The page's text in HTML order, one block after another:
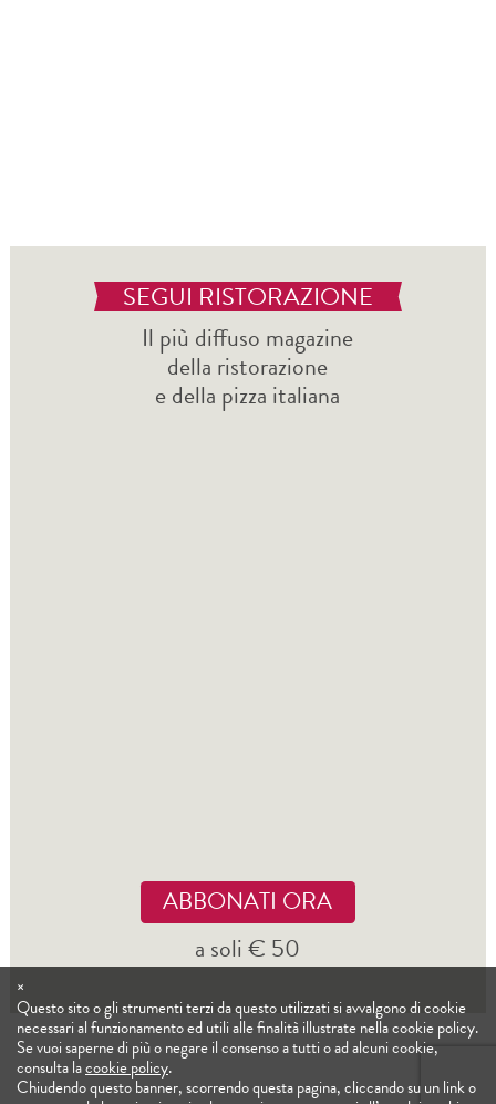
SEGUI RISTORAZIONE
Il più diffuso magazine
della ristorazione
e della pizza italiana
ABBONATI ORA
a soli € 50
×
Questo sito o gli strumenti terzi da questo utilizzati si avvalgono di cookie
necessari al funzionamento ed utili alle finalità illustrate nella cookie policy.
Se vuoi saperne di più o negare il consenso a tutti o ad alcuni cookie,
consulta lacookie policy.
Chiudendo questo banner, scorrendo questa pagina, cliccando su un link o